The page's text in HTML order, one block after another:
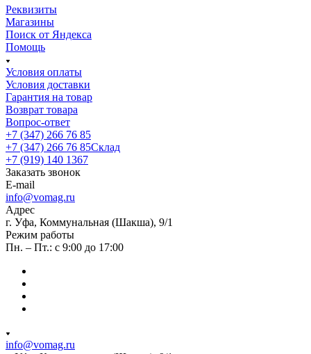
Реквизиты
Магазины
Поиск от Яндекса
Помощь
Условия оплаты
Условия доставки
Гарантия на товар
Возврат товара
Вопрос-ответ
+7 (347) 266 76 85
+7 (347) 266 76 85Склад
+7 (919) 140 1367
Заказать звонок
E-mail
info@vomag.ru
Адрес
г. Уфа, Коммунальная (Шакша), 9/1
Режим работы
Пн. – Пт.: с 9:00 до 17:00
info@vomag.ru